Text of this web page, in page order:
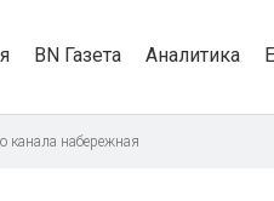
BN Газета Аналитика
канала набережная